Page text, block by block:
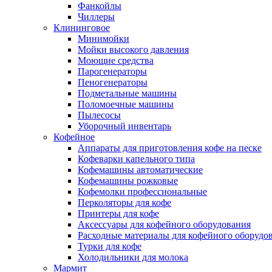
Фанкойлы
Чиллеры
Клининговое
Минимойки
Мойки высокого давления
Моющие средства
Парогенераторы
Пеногенераторы
Подметальные машины
Поломоечные машины
Пылесосы
Уборочный инвентарь
Кофейное
Аппараты для приготовления кофе на песке
Кофеварки капельного типа
Кофемашины автоматические
Кофемашины рожковые
Кофемолки профессиональные
Перколяторы для кофе
Принтеры для кофе
Аксессуары для кофейного оборудования
Расходные материалы для кофейного
Турки для кофе
Холодильники для молока
Мармит